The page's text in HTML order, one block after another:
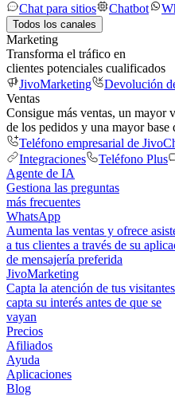
Chat para sitios
Chatbot
Todos los canales
Marketing
Transforma el tráfico en
clientes potenciales cualificados
JivoMarketing
Devolución
Ventas
Consigue más ventas, un mayor
de los pedidos y una mayor base
Teléfono empresarial de
Integraciones
Teléfono Plus
Agente de IA
Gestiona las preguntas
más frecuentes
WhatsApp
Aumenta las ventas y ofrece
a tus clientes a través de su
de mensajería preferida
JivoMarketing
Capta la atención de tus
capta su interés antes de que se
vayan
Precios
Afiliados
Ayuda
Aplicaciones
Blog